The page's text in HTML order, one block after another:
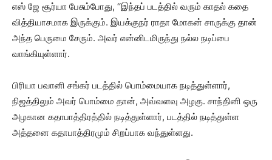
எஸ் ஜே சூர்யா பேசும்போது, ‘‘இந்தப் படத்தில் வரும் காதல் கதை
வித்தியாசமாக இருக்கும். இயக்குநர் ராதா மோகன் சாருக்கு தான்
அந்த பெருமை சேரும். அவர் என்னிடமிருந்து நல்ல நடிப்பை
வாங்கியுள்ளார்.
பிரியா பவானி சங்கர் படத்தில் பொம்மையாக நடித்துள்ளார்,
நிஜத்திலும் அவர் பொம்மை தான், அவ்வளவு அழகு. சாந்தினி ஒரு
அழகான கதாபாத்திரத்தில் நடித்துள்ளார், படத்தில் நடித்துள்ள
அத்தனை கதாபாத்திரமும் சிறப்பாக வந்துள்ளது.